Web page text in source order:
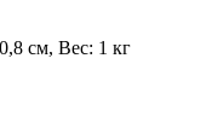
см, Вес: 1 кг